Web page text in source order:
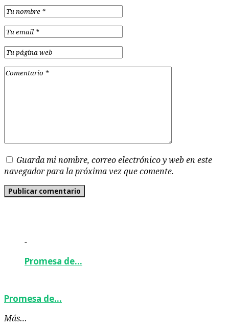
Guarda mi nombre, correo electrónico y web en este
navegador para la próxima vez que comente.
-
Promesa de…
Promesa de…
Más…